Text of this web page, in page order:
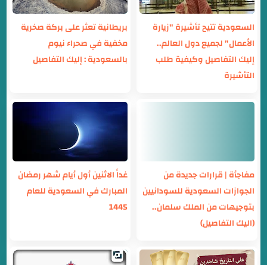
السعودية تتيح تأشيرة "زيارة
الأعمال" لجميع دول العالم..
إليك التفاصيل وكيفية طلب
التأشيرة
بريطانية تعثر على بركة صخرية
مخفية في صحراء نيوم
بالسعودية : إليك التفاصيل
مفاجأة | قرارات جديدة من
الجوازات السعودية للسودانيين
بتوجيهات من الملك سلمان..
(اليك التفاصيل)
غداً الاثنين أول أيام شهر رمضان
المبارك في السعودية للعام
1445